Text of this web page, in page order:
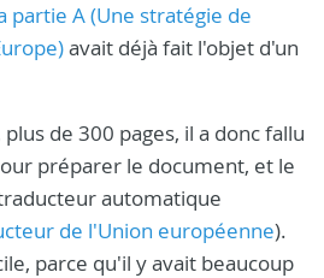
partie A (Une stratégie de
avait déjà fait l'objet d'un
de 300 pages, il a donc fallu
préparer le document, et le
automatique
de l'Union européenne).
parce qu'il y avait beaucoup